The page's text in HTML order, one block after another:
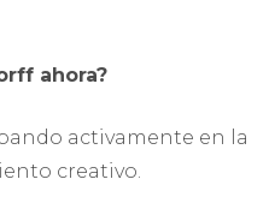
ahora?
activamente en la
creativo.